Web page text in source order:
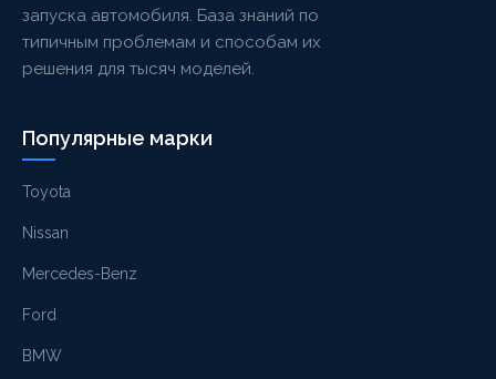
запуска автомобиля. База знаний по
типичным проблемам и способам их
решения для тысяч моделей.
Популярные марки
Toyota
Nissan
Mercedes-Benz
Ford
BMW